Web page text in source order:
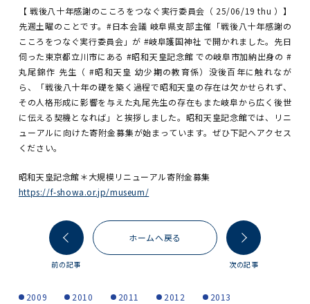
【 戦後八十年感謝のこころをつなぐ実行委員会（ 25/06/19 thu ）】
先週土曜のことです。#日本会議 岐阜県支部主催「戦後八十年感謝の
こころをつなぐ実行委員会」が #岐阜護国神社 で開かれました。先日
伺った東京都立川市にある #昭和天皇記念館 での岐阜市加納出身の #
丸尾錦作 先生（ #昭和天皇 幼少期の教育係）没後百年に触れなが
ら、「戦後八十年の礎を築く過程で昭和天皇の存在は欠かせられず、
その人格形成に影響を与えた丸尾先生の存在もまた岐阜から広く後世
に伝える契機となれば」と挨拶しました。昭和天皇記念館では、リニ
ューアルに向けた寄附金募集が始まっています。ぜひ下記へアクセス
ください。
昭和天皇記念館＊大規模リニューアル寄附金募集
https://f-showa.or.jp/museum/
前の記事
ホームへ戻る
次の記事
2009 2010 2011 2012
2013